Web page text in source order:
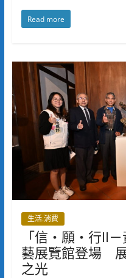
Read more
生活.消費
「信・願・行II
藝展覽館登場
之光